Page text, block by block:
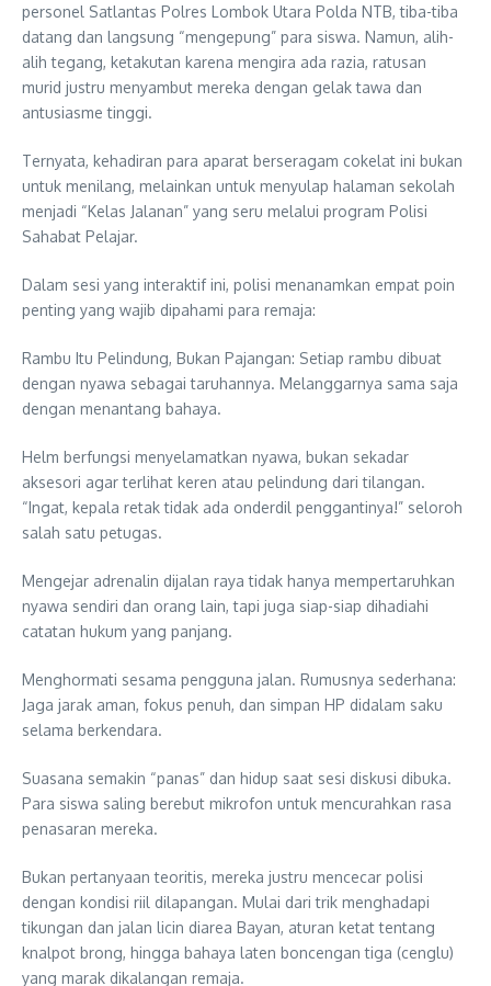
personel Satlantas Polres Lombok Utara Polda NTB, tiba-tiba
datang dan langsung “mengepung” para siswa. Namun, alih-
alih tegang, ketakutan karena mengira ada razia, ratusan
murid justru menyambut mereka dengan gelak tawa dan
antusiasme tinggi.
Ternyata, kehadiran para aparat berseragam cokelat ini bukan
untuk menilang, melainkan untuk menyulap halaman sekolah
menjadi “Kelas Jalanan” yang seru melalui program Polisi
Sahabat Pelajar.
Dalam sesi yang interaktif ini, polisi menanamkan empat poin
penting yang wajib dipahami para remaja:
Rambu Itu Pelindung, Bukan Pajangan: Setiap rambu dibuat
dengan nyawa sebagai taruhannya. Melanggarnya sama saja
dengan menantang bahaya.
Helm berfungsi menyelamatkan nyawa, bukan sekadar
aksesori agar terlihat keren atau pelindung dari tilangan.
“Ingat, kepala retak tidak ada onderdil penggantinya!” seloroh
salah satu petugas.
Mengejar adrenalin dijalan raya tidak hanya mempertaruhkan
nyawa sendiri dan orang lain, tapi juga siap-siap dihadiahi
catatan hukum yang panjang.
Menghormati sesama pengguna jalan. Rumusnya sederhana:
Jaga jarak aman, fokus penuh, dan simpan HP didalam saku
selama berkendara.
Suasana semakin “panas” dan hidup saat sesi diskusi dibuka.
Para siswa saling berebut mikrofon untuk mencurahkan rasa
penasaran mereka.
Bukan pertanyaan teoritis, mereka justru mencecar polisi
dengan kondisi riil dilapangan. Mulai dari trik menghadapi
tikungan dan jalan licin diarea Bayan, aturan ketat tentang
knalpot brong, hingga bahaya laten boncengan tiga (cenglu)
yang marak dikalangan remaja.